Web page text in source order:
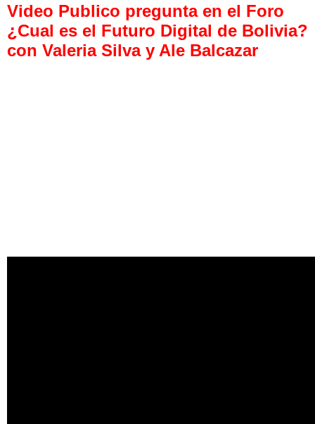
Video Publico pregunta en el Foro
¿Cual es el Futuro Digital de Bolivia?
con Valeria Silva y Ale Balcazar